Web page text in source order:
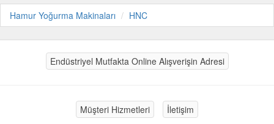
Hamur Yoğurma Makinaları HNC
Endüstriyel Mutfakta Online Alışverişin Adresi
Müşteri Hizmetleri İletişim